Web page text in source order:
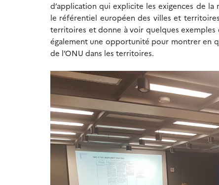
d’application qui explicite les exigences de
le référentiel européen des villes et
territoires et donne à voir quelques
également une opportunité pour montrer en
de l’ONU dans les territoires.